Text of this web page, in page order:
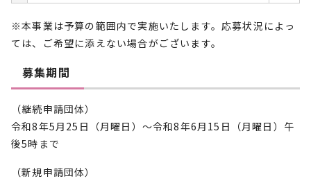
※本事業は予算の範囲内で実施いたします。応募状況によっ
ては、ご希望に添えない場合がございます。
募集期間
（継続申請団体）
令和8年5月25日（月曜日）～令和8年6月15日（月曜日）午
後5時まで
（新規申請団体）